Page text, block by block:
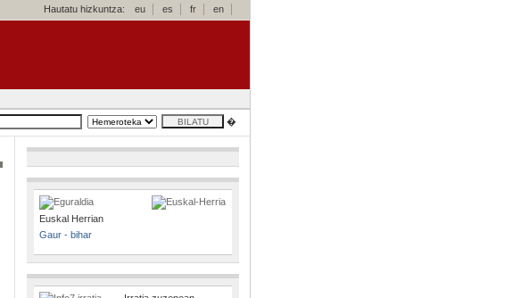
Hautatu hizkuntza: eu es fr en
�
Euskal Herrian
Gaur - bihar